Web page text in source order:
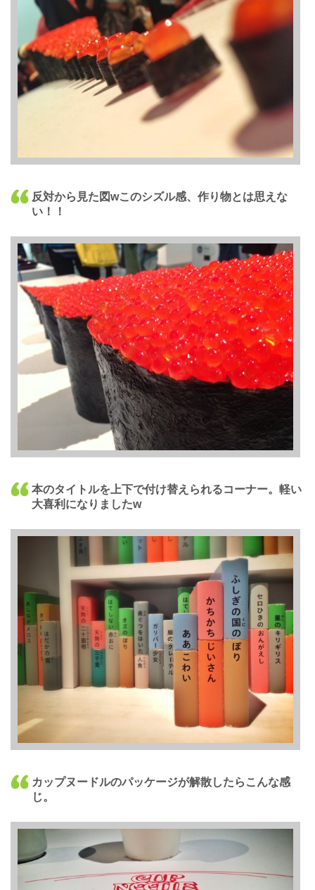
反対から見た図wこのシズル感、作り物とは思えな
い！！
本のタイトルを上下で付け替えられるコーナー。軽い
大喜利になりましたw
カップヌードルのパッケージが解散したらこんな感
じ。